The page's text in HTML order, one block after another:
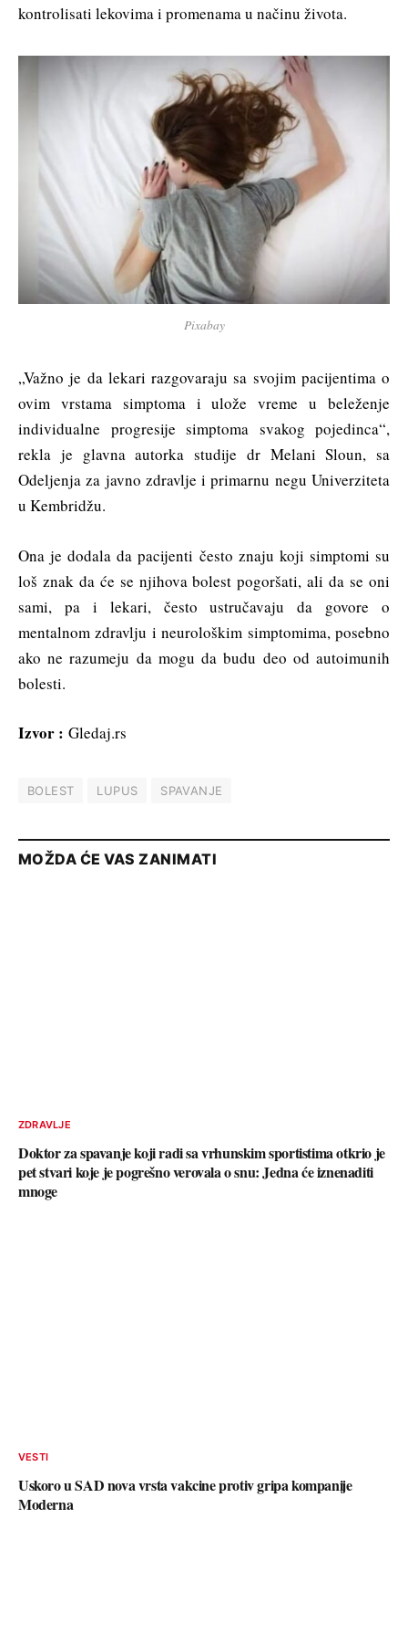
kontrolisati lekovima i promenama u načinu života.
Pixabay
„Važno je da lekari razgovaraju sa svojim pacijentima o
ovim vrstama simptoma i ulože vreme u beleženje
individualne progresije simptoma svakog pojedinca“,
rekla je glavna autorka studije dr Melani Sloun, sa
Odeljenja za javno zdravlje i primarnu negu Univerziteta
u Kembridžu.
Ona je dodala da pacijenti često znaju koji simptomi su
loš znak da će se njihova bolest pogoršati, ali da se oni
sami, pa i lekari, često ustručavaju da govore o
mentalnom zdravlju i neurološkim simptomima, posebno
ako ne razumeju da mogu da budu deo od autoimunih
bolesti.
Izvor : Gledaj.rs
BOLEST LUPUS SPAVANJE
MOŽDA ĆE VAS ZANIMATI
ZDRAVLJE
Doktor za spavanje koji radi sa vrhunskim sportistima otkrio je
pet stvari koje je pogrešno verovala o snu: Jedna će iznenaditi
mnoge
VESTI
Uskoro u SAD nova vrsta vakcine protiv gripa kompanije
Moderna